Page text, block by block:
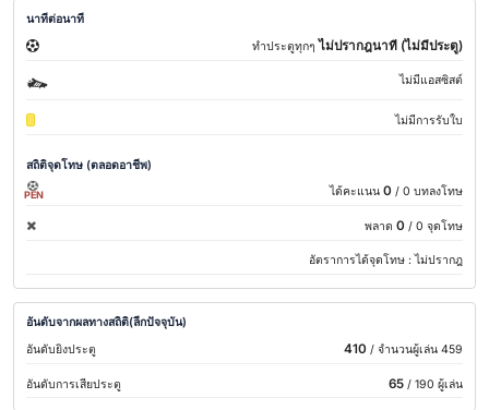
นาทีต่อนาที
ทำประตูทุกๆไม่ปรากฎนาที (ไม่มีประตู)
ไม่มีแอสซิสต์
ไม่มีการรับใบ
สถิติจุดโทษ (ตลอดอาชีพ)
PEN ได้คะแนน 0 / 0 บทลงโทษ
พลาด 0 / 0 จุดโทษ
อัตราการได้จุดโทษ : ไม่ปรากฎ
อันดับจากผลทางสถิติ(ลีกปัจจุบัน)
อันดับยิงประตู
410 / จำนวนผู้เล่น 459
อันดับการเสียประตู 65/ 190 ผู้เล่น